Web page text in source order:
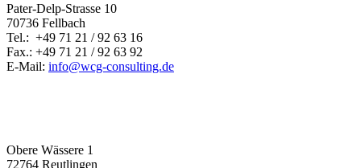
Pater-Delp-Strasse 10
70736 Fellbach
Tel.: +49 71 21 / 92 63 16
Fax.: +49 71 21 / 92 63 92
E-Mail: info@wcg-consulting.de
Obere Wässere 1
72764 Reutlingen